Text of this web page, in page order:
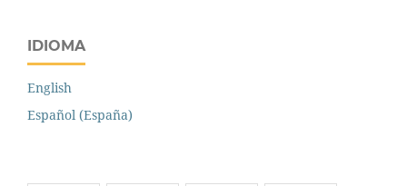
IDIOMA
English
Español (España)